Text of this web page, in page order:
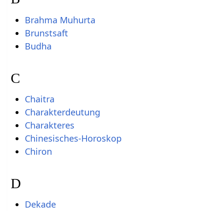
Brahma Muhurta
Brunstsaft
Budha
C
Chaitra
Charakterdeutung
Charakteres
Chinesisches-Horoskop
Chiron
D
Dekade